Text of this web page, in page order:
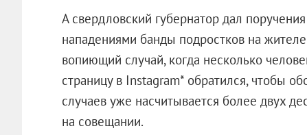
А свердловский губернатор дал
нападениями банды подростков на
вопиющий случай, когда несколько
страницу в Instagram* обратился, чтобы
случаев уже насчитывается более двух
на совещании.